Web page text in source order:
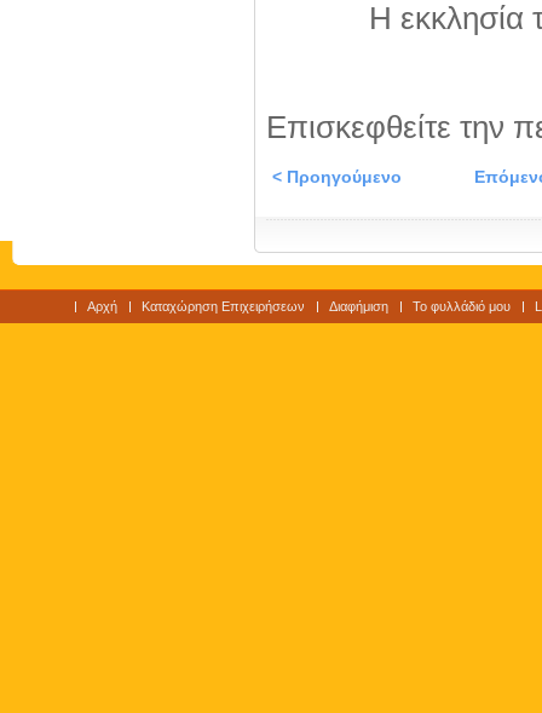
Η εκκλησία
Επισκεφθείτε την
< Προηγούμενο
Αρχή Καταχώρηση Επιχειρήσεων Διαφήμιση Το φυλλάδιό μου